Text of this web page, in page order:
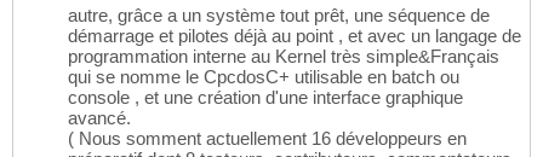
autre, grâce a un système tout prêt, une séquence de
démarrage et pilotes déjà au point , et avec un langage de
programmation interne au Kernel très simple&Français
qui se nomme le CpcdosC+ utilisable en batch ou
console , et une création d'une interface graphique
avancé.
( Nous somment actuellement 16 développeurs en